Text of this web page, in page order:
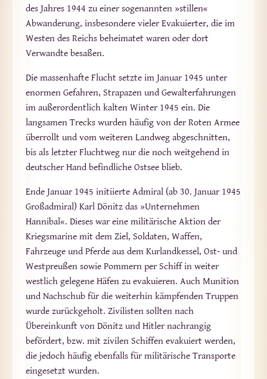
des Jahres 1944 zu einer sogenannten »stillen«
Abwanderung, insbesondere vieler Evakuierter, die im
Westen des Reichs beheimatet waren oder dort
Verwandte besaßen.
Die massenhafte Flucht setzte im Januar 1945 unter
enormen Gefahren, Strapazen und Gewalterfahrungen
im außerordentlich kalten Winter 1945 ein. Die
langsamen Trecks wurden häufig von der Roten Armee
überrollt und vom weiteren Landweg abgeschnitten,
bis als letzter Fluchtweg nur die noch weitgehend in
deutscher Hand befindliche Ostsee blieb.
Ende Januar 1945 initiierte Admiral (ab 30. Januar 1945
Großadmiral) Karl Dönitz das »Unternehmen
Hannibal«. Dieses war eine militärische Aktion der
Kriegsmarine mit dem Ziel, Soldaten, Waffen,
Fahrzeuge und Pferde aus dem Kurlandkessel, Ost- und
Westpreußen sowie Pommern per Schiff in weiter
westlich gelegene Häfen zu evakuieren. Auch Munition
und Nachschub für die weiterhin kämpfenden Truppen
wurde zurückgeholt. Zivilisten sollten nach
Übereinkunft von Dönitz und Hitler nachrangig
befördert, bzw. mit zivilen Schiffen evakuiert werden,
die jedoch häufig ebenfalls für militärische Transporte
eingesetzt wurden.